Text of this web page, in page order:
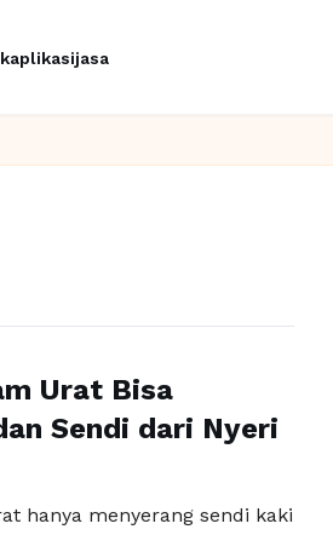
aplikasijasa
Urat Bisa
Sendi dari Nyeri
hanya menyerang sendi kaki